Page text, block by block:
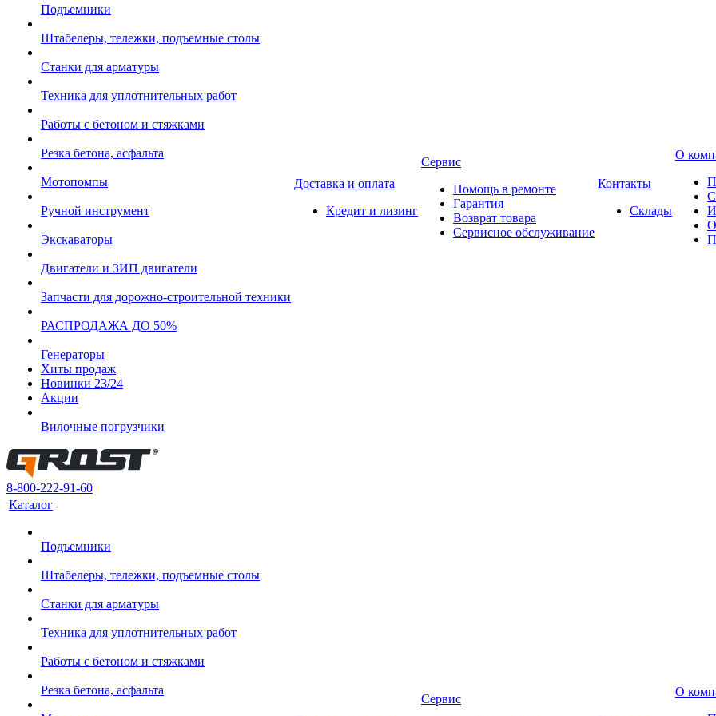
Подъемники
Штабелеры, тележки, подъемные столы
Станки для арматуры
Техника для уплотнительных работ
Работы с бетоном и стяжками
Резка бетона, асфальта
Мотопомпы
Ручной инструмент
Экскаваторы
Двигатели и ЗИП двигатели
Запчасти для дорожно-строительной техники
РАСПРОДАЖА ДО 50%
Генераторы
Хиты продаж
Новинки 23/24
Акции
Вилочные погрузчики
Доставка и оплата
Кредит и лизинг
Сервис
Помощь в ремонте
Гарантия
Возврат товара
Сервисное обслуживание
Контакты
Склады
О
8-800-222-91-60
Каталог
Подъемники
Штабелеры, тележки, подъемные столы
Станки для арматуры
Техника для уплотнительных работ
Работы с бетоном и стяжками
Резка бетона, асфальта
Сервис
О